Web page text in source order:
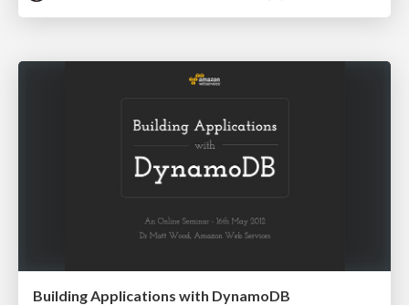
Building Applications with DynamoDB